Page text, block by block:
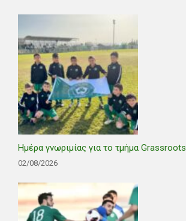
Ημέρα γνωριμίας για το τμήμα Grassroots
02/08/2026